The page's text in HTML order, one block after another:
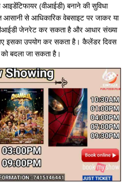
(वीआईडी) बनाने की सुविधा
आसानी से आधिकारिक वेबसाइट पर जाकर या
​​जेनरेट कर सकता है और आधार संख्या
इसका उपयोग कर सकता है। कैलेंडर दिवस
बदला जा सकता है।